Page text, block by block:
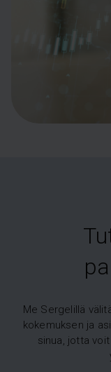
Me Sergelillä
kokemuksen ja
sinua, jotta